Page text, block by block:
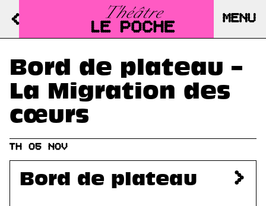
MENU
Bord de plateau –
La Migration des
cœurs
Bord de plateau
TH 05 NOV